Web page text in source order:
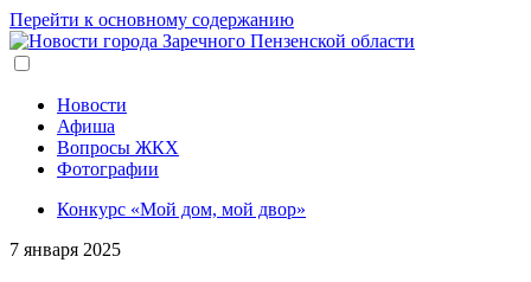
Перейти к основному содержанию
Новости
Афиша
Вопросы ЖКХ
Фотографии
Конкурс «Мой дом, мой двор»
7 января 2025